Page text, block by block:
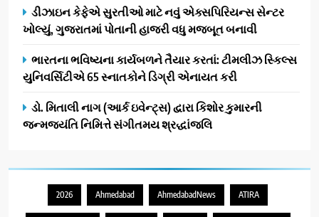
ડીઝાઇન કેફેએ સુરતીઓ માટે નવું એક્સપિરિયન્સ સેન્ટર
ખોલ્યું, ગુજરાતમાં પોતાની હાજરી વધુ મજબૂત બનાવી
ભારતના ભવિષ્યના કાર્યબળને તૈયાર કરતાં: ટીમલીઝ સ્કિલ્સ
યુનિવર્સિટીએ 65 સ્નાતકોને ડિગ્રી એનાયત કરી
ડો. મિતાલી નાગ (આર્ક ઇવેન્ટ્સ) દ્વારા કિશોર કુમારની
જન્મજયંતિ નિમિત્તે સંગીતમય શ્રદ્ધાંજલિ
2026 Ahmedabad AhmedabadNews ATIRA